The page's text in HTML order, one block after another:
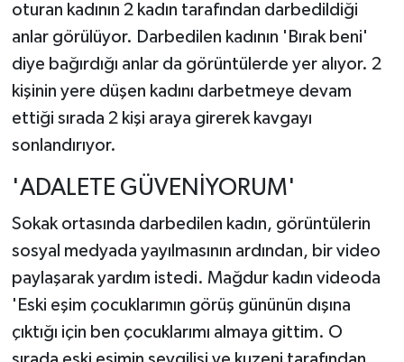
oturan kadının 2 kadın tarafından darbedildiği
anlar görülüyor. Darbedilen kadının 'Bırak beni'
diye bağırdığı anlar da görüntülerde yer alıyor. 2
kişinin yere düşen kadını darbetmeye devam
ettiği sırada 2 kişi araya girerek kavgayı
sonlandırıyor.
'ADALETE GÜVENİYORUM'
Sokak ortasında darbedilen kadın, görüntülerin
sosyal medyada yayılmasının ardından, bir video
paylaşarak yardım istedi. Mağdur kadın videoda
'Eski eşim çocuklarımın görüş gününün dışına
çıktığı için ben çocuklarımı almaya gittim. O